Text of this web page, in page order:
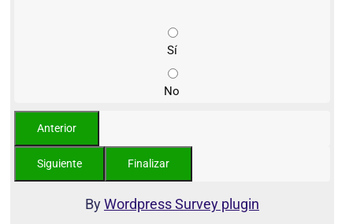
Sí
No
ByWordpress Survey plugin